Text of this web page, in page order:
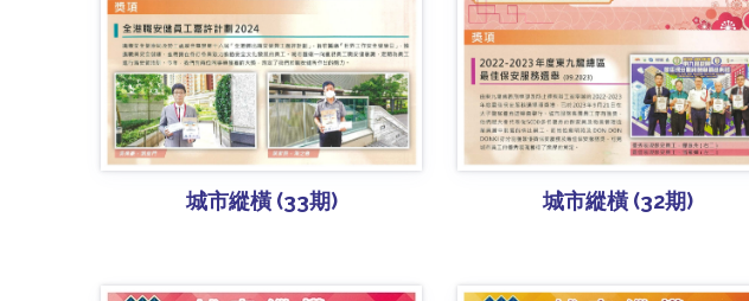
城市縱橫 (33期) 城市縱橫 (32期)